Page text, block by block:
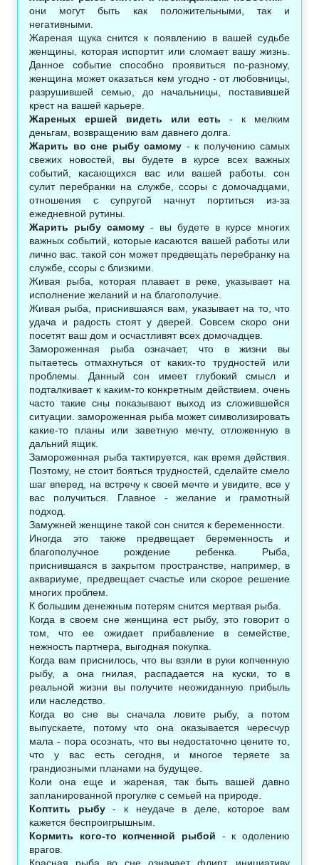
они могут быть как положительными, так и
негативными.
Жареная щука снится к появлению в вашей судьбе
женщины, которая испортит или сломает вашу жизнь.
Данное событие способно проявиться по-разному,
женщина может оказаться кем угодно - от любовницы,
разрушившей семью, до начальницы, поставившей
крест на вашей карьере.
Жареных ершей видеть или есть - к мелким
деньгам, возвращению вам давнего долга.
Жарить во сне рыбу самому - к получению самых
свежих новостей, вы будете в курсе всех важных
событий, касающихся вас или вашей работы. сон
сулит перебранки на службе, ссоры с домочадцами,
отношения с супругой начнут портиться из-за
ежедневной рутины.
Жарить рыбу самому - вы будете в курсе многих
важных событий, которые касаются вашей работы или
лично вас. такой сон может предвещать перебранку на
службе, ссоры с близкими.
Живая рыба, которая плавает в реке, указывает на
исполнение желаний и на благополучие.
Живая рыба, приснившаяся вам, указывает на то, что
удача и радость стоят у дверей. Совсем скоро они
посетят ваш дом и осчастливят всех домочадцев.
Замороженная рыба означает, что в жизни вы
пытаетесь отмахнуться от каких-то трудностей или
проблемы. Данный сон имеет глубокий смысл и
подталкивает к каким-то конкретным действием. очень
часто такие сны показывают выход из сложившейся
ситуации. замороженная рыба может символизировать
какие-то планы или заветную мечту, отложенную в
дальний ящик.
Замороженная рыба тактируется, как время действия.
Поэтому, не стоит бояться трудностей, сделайте смело
шаг вперед, на встречу к своей мечте и увидите, все у
вас получиться. Главное - желание и грамотный
подход.
Замужней женщине такой сон снится к беременности.
Иногда это также предвещает беременность и
благополучное рождение ребенка. Рыба,
приснившаяся в закрытом пространстве, например, в
аквариуме, предвещает счастье или скорое решение
многих проблем.
К большим денежным потерям снится мертвая рыба.
Когда в своем сне женщина ест рыбу, это говорит о
том, что ее ожидает прибавление в семействе,
нежность партнера, выгодная покупка.
Когда вам приснилось, что вы взяли в руки копченную
рыбу, а она гнилая, распадается на куски, то в
реальной жизни вы получите неожиданную прибыль
или наследство.
Когда во сне вы сначала ловите рыбу, а потом
выпускаете, потому что она оказывается чересчур
мала - пора осознать, что вы недостаточно цените то,
что у вас есть сегодня, и многое теряете за
грандиозными планами на будущее.
Коли она еще и жареная, так быть вашей давно
запланированной прогулке с семьей на природе.
Коптить рыбу- к неудаче в деле, которое вам
кажется беспроигрышным.
Кормить кого-то копченной рыбой - к одолению
врагов.
Красная рыба во сне означает флирт, инициативу